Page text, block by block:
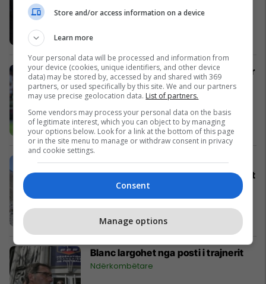
Guardiola: Alba, transfer i shkëlqyer
Ndërkombëtare
Bjeshkatarë nga Afrika e Jugut dhe
Argjentina në ekspeditën e trekufirit
Sport vendor
Blanc largohet nga posti i trajnerit
Ndërkombëtare
Store and/or access information on a device
Learn more
Your personal data will be processed and information from
your device (cookies, unique identifiers, and other device
data) may be stored by, accessed by and shared with 369
partners, or used specifically by this site. We and our partners
may use precise geolocation data. List of partners.
Some vendors may process your personal data on the basis
of legitimate interest, which you can object to by managing
your options below. Look for a link at the bottom of this page
or in the site menu to manage or withdraw consent in privacy
and cookie settings.
Consent
Manage options